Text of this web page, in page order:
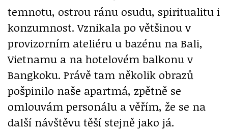
temnotu, ostrou ránu osudu, spiritualitu i
konzumnost. Vznikala po většinou v
provizorním ateliéru u bazénu na Bali,
Vietnamu a na hotelovém balkonu v
Bangkoku. Právě tam několik obrazů
pošpinilo naše apartmá, zpětně se
omlouvám personálu a věřím, že se na
další návštěvu těší stejně jako já.